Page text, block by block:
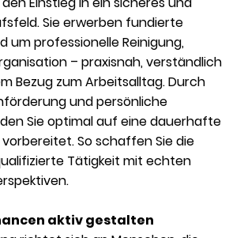
Sie erwerben fundierte
um professionelle Reinigung,
– praxisnah, verständlich
Bezug zum Arbeitsalltag. Durch
und persönliche
Sie optimal auf eine dauerhafte
So schaffen Sie die
Tätigkeit mit echten
aktiv gestalten